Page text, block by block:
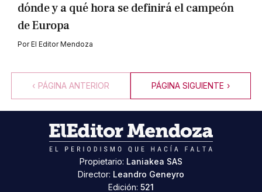
dónde y a qué hora se definirá el campeón
de Europa
PorEl Editor Mendoza
‹ PÁGINA ANTERIOR PÁGINA SIGUIENTE ›
Propietario: Laniakea SAS
Director: Leandro Geneyro
Edición: 521